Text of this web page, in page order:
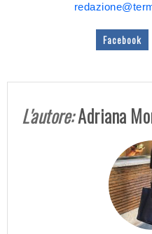
Facebook
L'autore:Adriana